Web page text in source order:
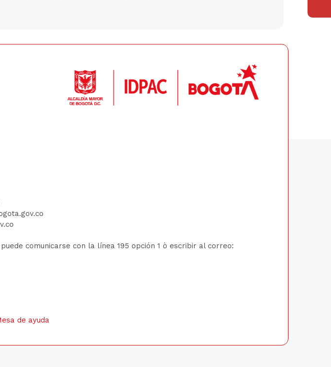
comunicarse con la línea 195 opción 1 ò escribir al correo:
de ayuda